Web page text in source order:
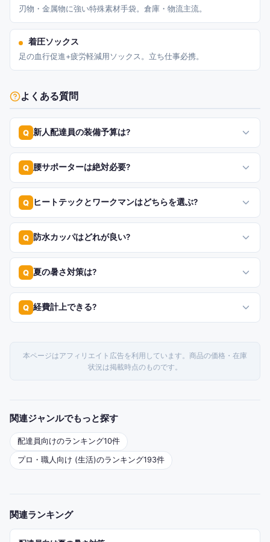
刃物・金属物に強い特殊素材手袋。倉庫・物流主流。
着圧ソックス
足の血行促進+疲労軽減用ソックス。立ち仕事必携。
よくある質問
Q 新人配達員の装備予算は?
Q 腰サポーターは絶対必要?
Q ヒートテックとワークマンはどちらを選ぶ?
Q 防水カッパはどれが良い?
Q 夏の暑さ対策は?
Q 経費計上できる?
本ページはアフィリエイト広告を利用しています。商品の価格・在庫
状況は掲載時点のものです。
関連ジャンルでもっと探す
配達員 向けのランキング10件
プロ・職人向け (生活)のランキング193件
関連ランキング